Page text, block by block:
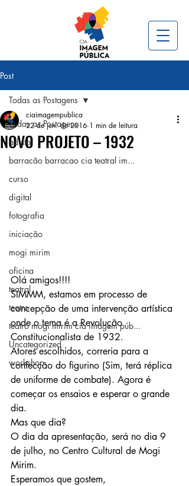
Post
Todas as Postagens
adulto
barracão barracao cia teatral im...
curso
digital
fotografia
iniciação
mogi mirim
oficina
teatral
teatro
teatro mogi mirim cia imagem púb...
Uncategorized
workshop
Todas as Postagens
NOVO PROJETO – 1932
ciaimagempublica
22 de jun. de 2016 1 min de leitura
Olá amigos!!!!
SIMMM, estamos em processo de
concepção de uma intervenção artística
onde o tema é a Revolução
Constitucionalista de 1932.
Atores escolhidos, correria para a
confecção do figurino (Sim, terá réplica
de uniforme de combate). Agora é
começar os ensaios e esperar o grande
dia.
Mas que dia?
O dia da apresentação, será no dia 9
de julho, no Centro Cultural de Mogi
Mirim.
Esperamos que gostem,